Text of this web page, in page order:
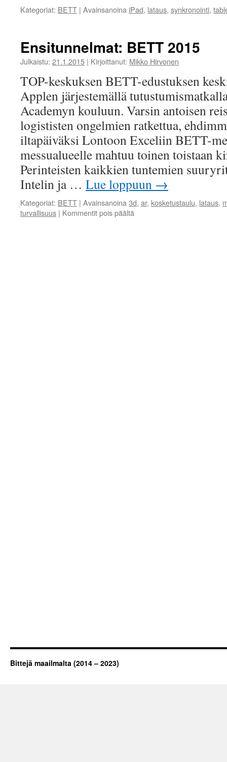
Kategoriat: BETT | Avainsanoina iPad, lataus, synkronointi,
Ensitunnelmat: BETT 2015
Julkaistu: 21.1.2015 | Kirjoittanut: Mikko Hirvonen
TOP-keskuksen BETT-edustuksen
Applen järjestemällä
Academyn kouluun. Varsin antoisen
logististen ongelmien ratkettua,
iltapäiväksi Lontoon Exceliin BETT-
messualueelle mahtuu toinen toistaan
Perinteisten kaikkien tuntemien
Intelin ja … Lue loppuun →
Kategoriat: BETT | Avainsanoina 3d, ar, kosketustaulu, lataus,
turvallisuus | Kommentit pois päältä
Bittejä maailmalta (2014 – 2023)